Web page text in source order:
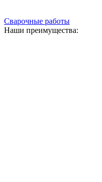
Сварочные работы
Наши преимущества: